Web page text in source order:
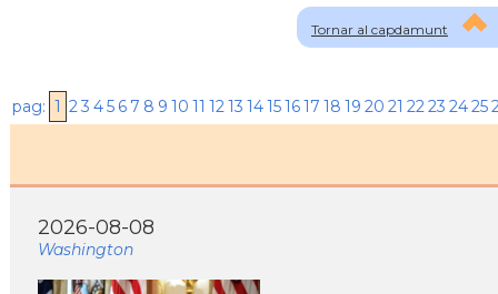
Tornar al capdamunt
pag: 1 23 45 6 7 8 9 10 11 1213 14151617 18 19 20 21 2223 2425
2026-08-08
Washington